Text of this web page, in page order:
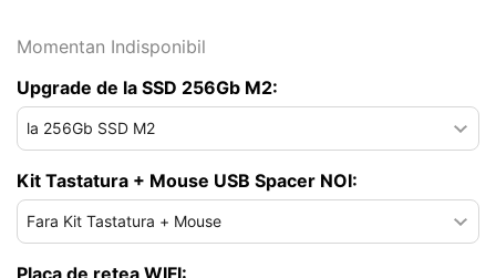
Momentan Indisponibil
Upgrade de la SSD 256Gb M2:
Kit Tastatura + Mouse USB Spacer NOI:
Placa de retea WIFI: